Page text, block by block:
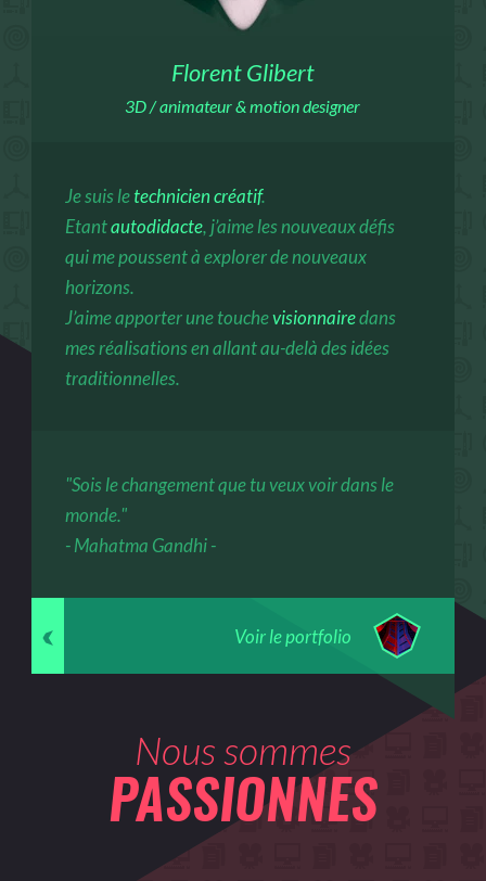
Florent Glibert
3D / animateur & motion designer
Je suis letechnicien créatif.
Etantautodidacte, j’aime les nouveaux défis
qui me poussent à explorer de nouveaux
horizons.
J’aime apporter une touchevisionnairedans
mes réalisations en allant au-delà des idées
traditionnelles.
"Sois le changement que tu veux voir dans le
monde."
- Mahatma Gandhi -
Voir le portfolio
Nous sommes
PASSIONNES